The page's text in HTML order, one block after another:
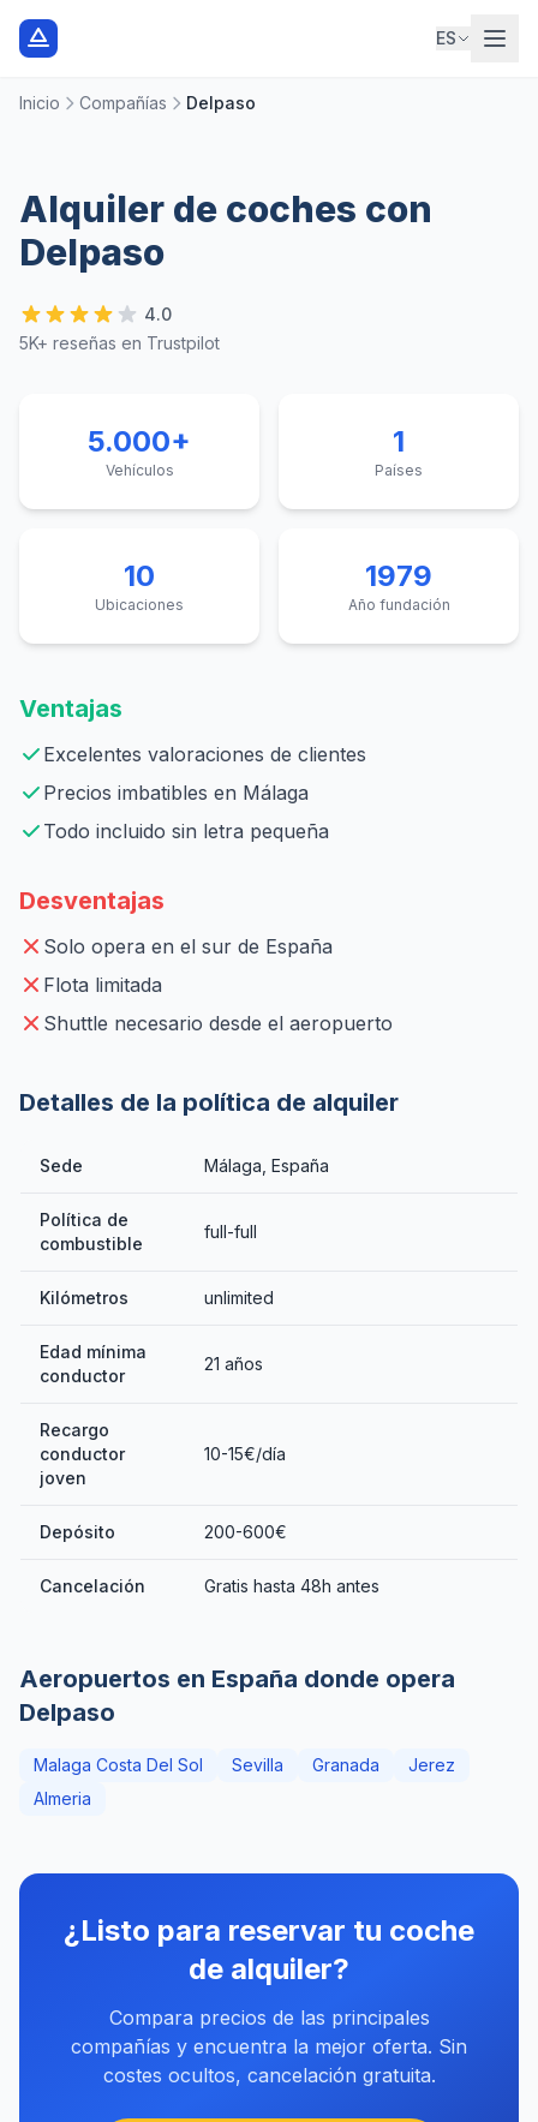
ES
Inicio Compañías Delpaso
Alquiler de coches con
Delpaso
4.0
5K+ reseñas en Trustpilot
5.000+
Vehículos
1
Países
10
Ubicaciones
1979
Año fundación
Ventajas
Excelentes valoraciones de clientes
Precios imbatibles en Málaga
Todo incluido sin letra pequeña
Desventajas
Solo opera en el sur de España
Flota limitada
Shuttle necesario desde el aeropuerto
Detalles de la política de alquiler
Sede Málaga, España
Política de
combustible
full-full
Kilómetros unlimited
Edad mínima
conductor
21 años
Recargo
conductor
joven
10-15€/día
Depósito 200-600€
Cancelación Gratis hasta 48h antes
Aeropuertos en España donde opera
Delpaso
Malaga Costa Del Sol Sevilla Granada
Jerez
Almeria
¿Listo para reservar tu coche
de alquiler?
Compara precios de las principales
compañías y encuentra la mejor oferta. Sin
costes ocultos, cancelación gratuita.